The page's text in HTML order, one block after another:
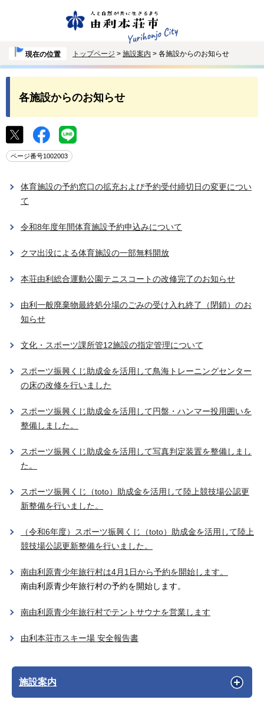
現在の位置 トップページ > 施設案内 > 各施設からのお知らせ
各施設からのお知らせ
ページ番号1002003
体育施設の予約窓口の拡充および予約受付締切日の変更につい
て
令和8年度年間体育施設予約申込みについて
クマ出没による体育施設の一部無料開放
本荘由利総合運動公園テニスコートの改修完了のお知らせ
由利一般廃棄物最終処分場のごみの受け入れ終了（閉鎖）のお
知らせ
文化・スポーツ課所管12施設の指定管理について
スポーツ振興くじ助成金を活用して鳥海トレーニングセンター
の床の改修を行いました
スポーツ振興くじ助成金を活用して円盤・ハンマー投用囲いを
整備しました。
スポーツ振興くじ助成金を活用して写真判定装置を整備しまし
た。
スポーツ振興くじ（toto）助成金を活用して陸上競技場公認更
新整備を行いました。
（令和6年度）スポーツ振興くじ（toto）助成金を活用して陸上
競技場公認更新整備を行いました。
南由利原青少年旅行村は4月1日から予約を開始します。
南由利原青少年旅行村の予約を開始します。
南由利原青少年旅行村でテントサウナを営業します
由利本荘市スキー場 安全報告書
施設案内